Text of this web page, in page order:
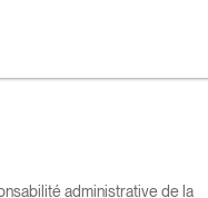
administrative de la